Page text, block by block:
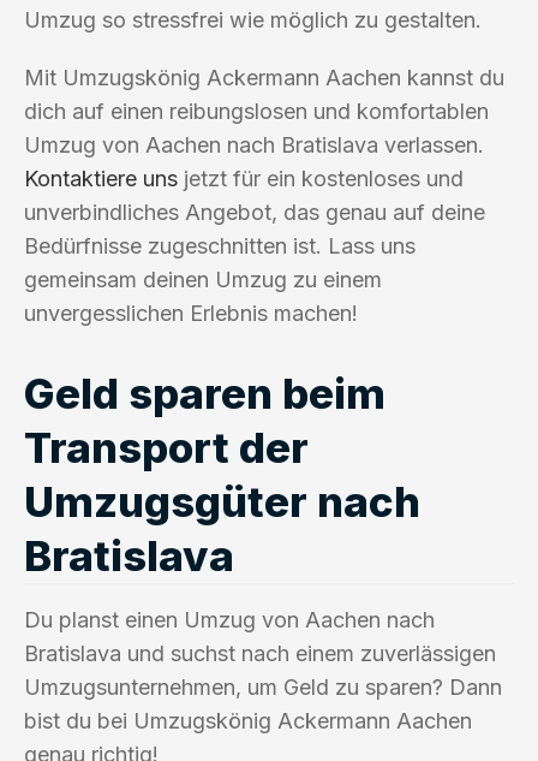
Umzug so stressfrei wie möglich zu gestalten.
Mit Umzugskönig Ackermann Aachen kannst du
dich auf einen reibungslosen und komfortablen
Umzug von Aachen nach Bratislava verlassen.
Kontaktiere uns jetzt für ein kostenloses und
unverbindliches Angebot, das genau auf deine
Bedürfnisse zugeschnitten ist. Lass uns
gemeinsam deinen Umzug zu einem
unvergesslichen Erlebnis machen!
Geld sparen beim
Transport der
Umzugsgüter nach
Bratislava
Du planst einen Umzug von Aachen nach
Bratislava und suchst nach einem zuverlässigen
Umzugsunternehmen, um Geld zu sparen? Dann
bist du bei Umzugskönig Ackermann Aachen
genau richtig!